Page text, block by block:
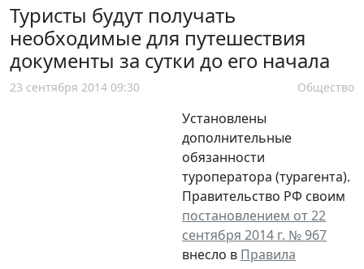
Туристы будут получать
необходимые для путешествия
документы за сутки до его начала
23 сентября 2014 09:30 Общество
Установлены
дополнительные
обязанности
туроператора (турагента).
Правительство РФ своим
постановлением от 22
сентября 2014 г. № 967
внесло в Правила